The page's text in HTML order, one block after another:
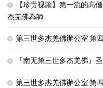
【珍贵视频】第一流的高
杰羌佛為師
第三世多杰羌佛辦公室 第
『南无第三世多杰羌佛』
第三世多杰羌佛辦公室 第